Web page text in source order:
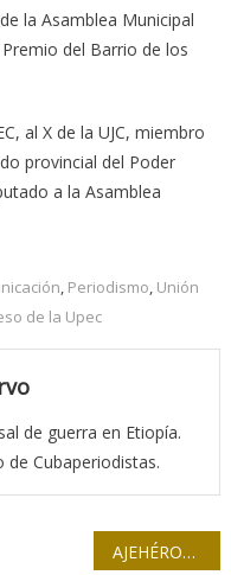
la Asamblea Municipal
del Barrio de los
al X de la UJC, miembro
provincial del Poder
a la Asamblea
Periodismo Unión
de la Upec
de guerra en Etiopía.
Cubaperiodistas.
AJEHÉROES: Mártires del ajedrez cubano (II parte y final)